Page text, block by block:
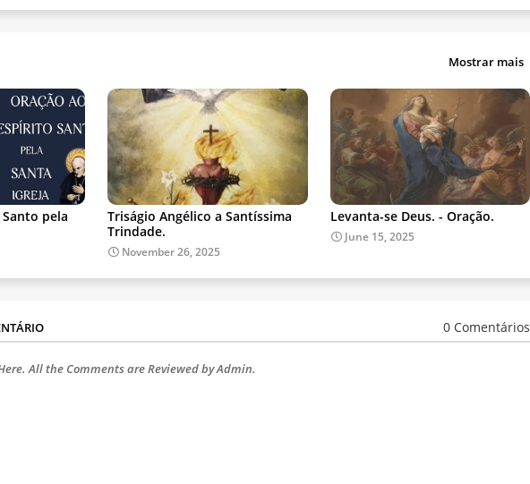
Mostrar mais
pela
Triságio Angélico a Santíssima
Trindade.
November 26, 2025
Levanta-se Deus. - Oração.
June 15, 2025
0 Comentários
All the Comments are Reviewed by Admin.